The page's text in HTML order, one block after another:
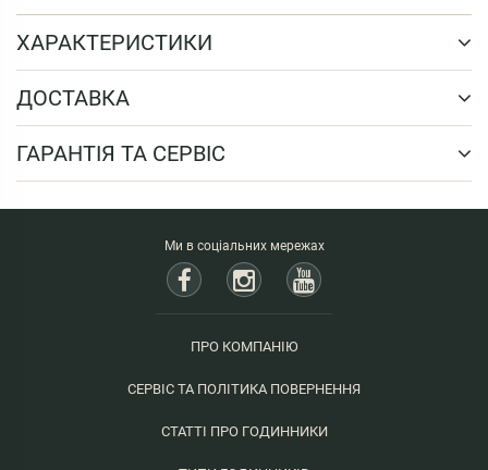
ХАРАКТЕРИСТИКИ
ДОСТАВКА
ГАРАНТІЯ ТА СЕРВІС
Ми в соціальних мережах
ПРО КОМПАНІЮ
СЕРВІС ТА ПОЛІТИКА ПОВЕРНЕННЯ
СТАТТІ ПРО ГОДИННИКИ